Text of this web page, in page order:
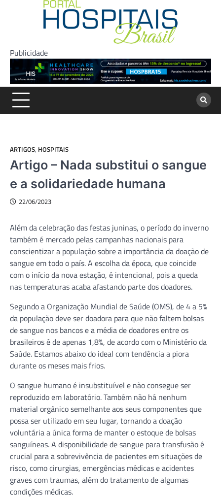
Publicidade
ARTIGOS, HOSPITAIS
Artigo – Nada substitui o sangue
e a solidariedade humana
22/06/2023
Além da celebração das festas juninas, o período do inverno
também é mercado pelas campanhas nacionais para
conscientizar a população sobre a importância da doação de
sangue em todo o país. A escolha da época, que coincide
com o início da nova estação, é intencional, pois a queda
nas temperaturas acaba afastando parte dos doadores.
Segundo a Organização Mundial de Saúde (OMS), de 4 a 5%
da população deve ser doadora para que não faltem bolsas
de sangue nos bancos e a média de doadores entre os
brasileiros é de apenas 1,8%, de acordo com o Ministério da
Saúde. Estamos abaixo do ideal com tendência a piora
durante os meses mais frios.
O sangue humano é insubstituível e não consegue ser
reproduzido em laboratório. Também não há nenhum
material orgânico semelhante aos seus componentes que
possa ser utilizado em seu lugar, tornando a doação
voluntária a única forma de manter o estoque de bolsas
sanguíneas. A disponibilidade de sangue para transfusão é
crucial para a sobrevivência de pacientes em situações de
risco, como cirurgias, emergências médicas e acidentes
graves com traumas, além do tratamento de algumas
condições médicas.